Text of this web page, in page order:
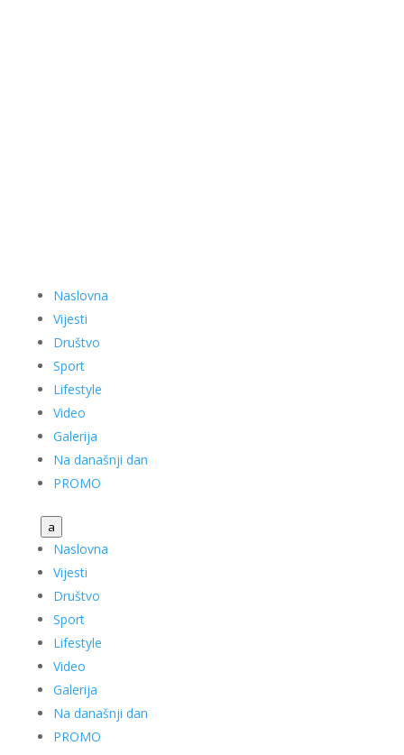
Naslovna
Vijesti
Društvo
Sport
Lifestyle
Video
Galerija
Na današnji dan
PROMO
a
Naslovna
Vijesti
Društvo
Sport
Lifestyle
Video
Galerija
Na današnji dan
PROMO